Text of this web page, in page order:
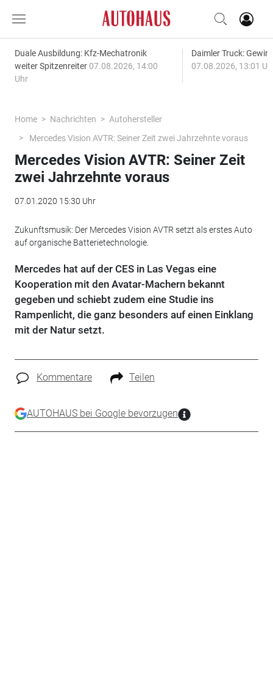
Duale Ausbildung: Kfz-Mechatronik
weiter Spitzenreiter 07.08.2026, 14:00
Uhr
Daimler Truck:
07.08.2026, 13:01
Home Nachrichten
Autohersteller
Mercedes Vision AVTR: Seiner Zeit zwei Jahrzehnte voraus
Mercedes Vision AVTR: Seiner Zeit
zwei Jahrzehnte voraus
07.01.2020 15:30 Uhr
Zukunftsmusik: Der Mercedes Vision AVTR setzt als erstes Auto
auf organische Batterietechnologie.
Mercedes hat auf der CES in Las Vegas eine
Kooperation mit den Avatar-Machern bekannt
gegeben und schiebt zudem eine Studie ins
Rampenlicht, die ganz besonders auf einen Einklang
mit der Natur setzt.
Kommentare Teilen
AUTOHAUS bei Google bevorzugen